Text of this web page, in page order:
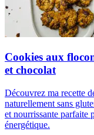
Cookies aux
et chocolat
Découvrez ma recette
naturellement sans
et nourrissante parfaite
énergétique.